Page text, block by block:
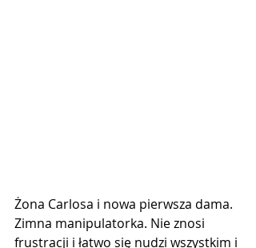
Żona Carlosa i nowa pierwsza dama.
Zimna manipulatorka. Nie znosi
frustracji i łatwo się nudzi wszystkim i